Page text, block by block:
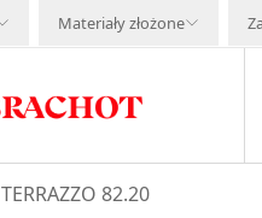
Materiały złożone
TERRAZZO 82.20